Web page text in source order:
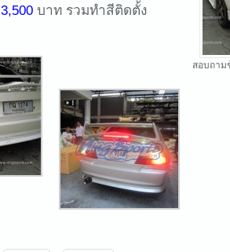
สอบถาม
3,500 บาท รวมทำสีติดตั้ง